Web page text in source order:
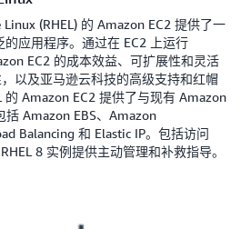
(RHEL) 的 Amazon EC2 提供了一
应用程序。通过在 EC2 上运行
EC2 的成本效益、可扩展性和灵活
以及亚马逊云科技的高级支持和红帽
的 Amazon EC2 提供了与现有 Amazon
括 Amazon EBS、Amazon
Balancing 和 Elastic IP。包括访问
8 实例提供主动管理和补救指导。